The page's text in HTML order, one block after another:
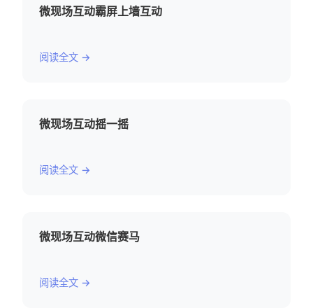
微现场互动霸屏上墙互动
阅读全文 →
微现场互动摇一摇
阅读全文 →
微现场互动微信赛马
阅读全文 →